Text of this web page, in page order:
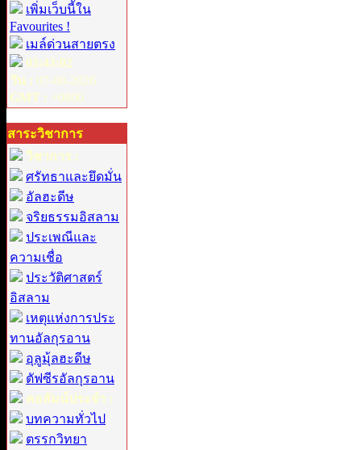
เพิ่มเว็บนี้ใน
Favourites !
เมล์ด่วนสายตรง
03:43:02
วัน : 07-08-2026
GMT : +0800
สาระวิชาการ
วิชาการ :
ศรัทธาและยึดมั่น
อัลฮะดีษ
จริยธรรมอิสลาม
ประเพณีและ
ความเชื่อ
ประวัติศาสตร์
อิสลาม
เหตุแห่งการประ
ทานอัลกุรอาน
อุลูมุ้ลฮะดีษ
ตัฟซีรอัลกุรอาน
คอลัมน์ประจำ :
บทความทั่วไป
ตรรกวิทยา